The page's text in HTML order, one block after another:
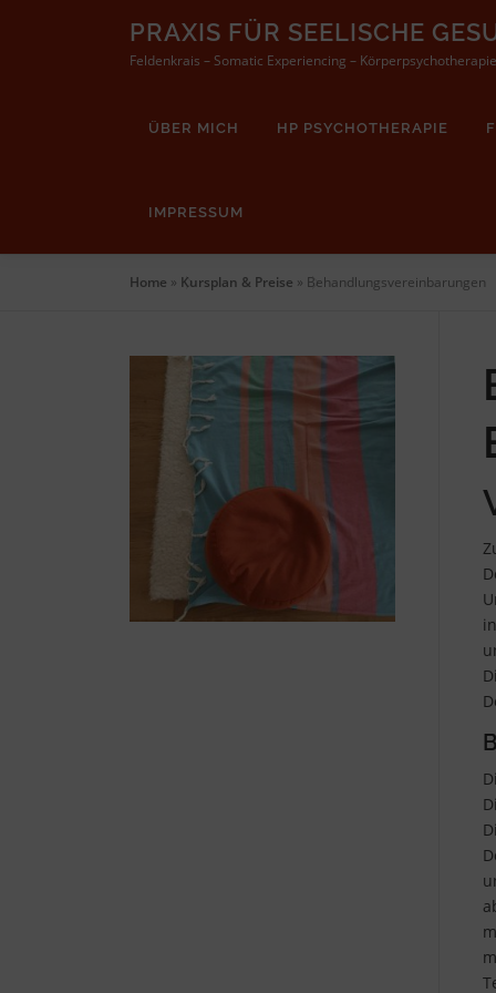
PRAXIS FÜR SEELISCHE
Feldenkrais – Somatic Experiencing – Körperpsychotherapie
ÜBER MICH HP PSYCHOTHERAPIE
IMPRESSUM
Home » Kursplan & Preise » Behandlungsvereinbarungen